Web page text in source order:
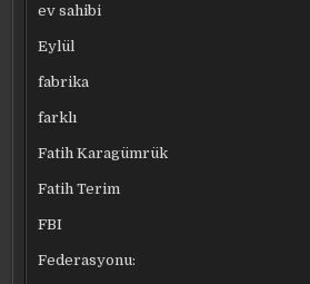
ev sahibi
Eylül
fabrika
farklı
Fatih Karagümrük
Fatih Terim
FBI
Federasyonu: